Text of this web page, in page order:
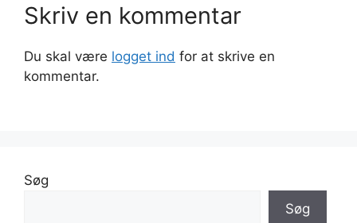
Skriv en kommentar
Du skal være logget ind for at skrive en
kommentar.
Søg
Søg